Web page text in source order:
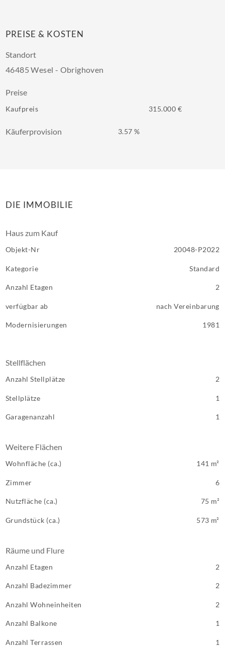
PREISE & KOSTEN
Standort
46485 Wesel - Obrighoven
Preise
Kaufpreis 315.000 €
Käuferprovision 3.57 %
DIE IMMOBILIE
Haus zum Kauf
Objekt-Nr 20048-P2022
Kategorie Standard
Anzahl Etagen 2
verfügbar ab nach Vereinbarung
Modernisierungen 1981
Stellflächen
Anzahl Stellplätze 2
Stellplätze 1
Garagenanzahl 1
Weitere Flächen
Wohnfläche (ca.) 141 m²
Zimmer 6
Nutzfläche (ca.) 75 m²
Grundstück (ca.) 573 m²
Räume und Flure
Anzahl Etagen 2
Anzahl Badezimmer 2
Anzahl Wohneinheiten 2
Anzahl Balkone 1
Anzahl Terrassen 1